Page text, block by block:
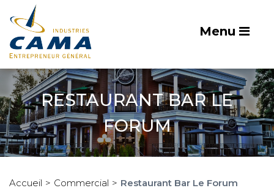
Menu
RESTAURANT BAR LE
FORUM
Accueil Commercial Restaurant Bar Le Forum